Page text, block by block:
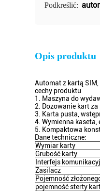
Podkreślić:
Opis produktu
Automat z kartą
cechy produktu
1. Maszyna do
2. Dozowanie kart
3. Karta pusta,
4. Wymienna
5. Kompaktowa
Dane techniczne:
Wymiar karty
Grubość karty
Interfejs
Zasilacz
Pojemność
pojemność sterty